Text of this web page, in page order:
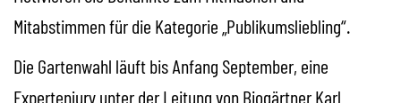
Mitabstimmen für die Kategorie „Publikumsliebling“.
Die Gartenwahl läuft bis Anfang September, eine
Expertenjury unter der Leitung von Biogärtner Karl